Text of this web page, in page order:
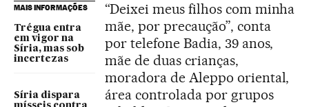
MAIS INFORMAÇÕES
Trégua entra
em vigor na
Síria, mas sob
incertezas
Síria dispara
“Deixei meus filhos com minha
mãe, por precaução”, conta
por telefone Badia, 39 anos,
mãe de duas crianças,
moradora de Aleppo oriental,
área controlada por grupos